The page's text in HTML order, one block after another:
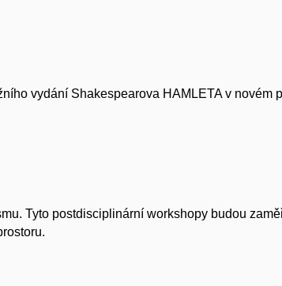
vydání Shakespearova HAMLETA v novém
Tyto postdisciplinární workshopy budou